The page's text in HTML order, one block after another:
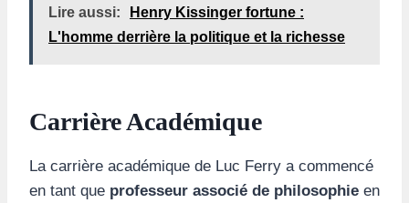
Lire aussi:
Henry Kissinger fortune :
L'homme derrière la politique et la richesse
Carrière Académique
La carrière académique de Luc Ferry a commencé
en tant que professeur associé de philosophie en